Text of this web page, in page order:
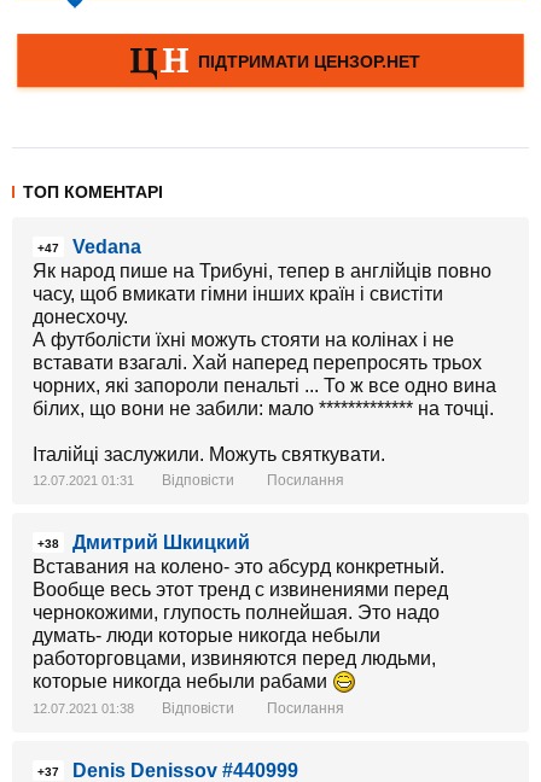
ТОП КОМЕНТАРІ
+47
Vedana
Як народ пише на Трибуні, тепер в англійців повно
часу, щоб вмикати гімни інших країн і свистіти
донесхочу.
А футболісти їхні можуть стояти на колінах і не
вставати взагалі. Хай наперед перепросять трьох
чорних, які запороли пенальті ... То ж все одно вина
білих, що вони не забили: мало ************* на точці.
Італійці заслужили. Можуть святкувати.
12.07.2021 01:31 Відповісти Посилання
+38
Дмитрий Шкицкий
Вставания на колено- это абсурд конкретный.
Вообще весь этот тренд с извинениями перед
чернокожими, глупость полнейшая. Это надо
думать- люди которые никогда небыли
работорговцами, извиняются перед людьми,
которые никогда небыли рабами
12.07.2021 01:38 Відповісти Посилання
+37
Denis Denissov #440999